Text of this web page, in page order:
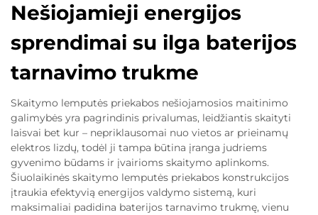
Nešiojamieji energijos
sprendimai su ilga baterijos
tarnavimo trukme
Skaitymo lemputės priekabos nešiojamosios maitinimo
galimybės yra pagrindinis privalumas, leidžiantis skaityti
laisvai bet kur – nepriklausomai nuo vietos ar prieinamų
elektros lizdų, todėl ji tampa būtina įranga judriems
gyvenimo būdams ir įvairioms skaitymo aplinkoms.
Šiuolaikinės skaitymo lemputės priekabos konstrukcijos
įtraukia efektyvią energijos valdymo sistemą, kuri
maksimaliai padidina baterijos tarnavimo trukmę, vienu